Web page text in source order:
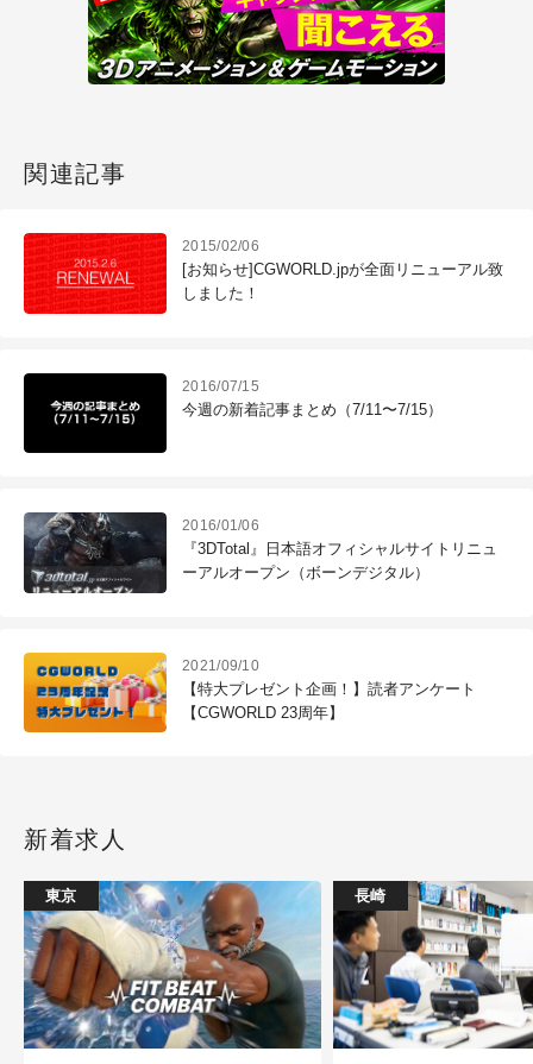
関連記事
2015/02/06
[お知らせ]CGWORLD.jpが全面リニューアル致
しました！
2016/07/15
今週の新着記事まとめ（7/11〜7/15）
2016/01/06
『3DTotal』日本語オフィシャルサイトリニュ
ーアルオープン（ボーンデジタル）
2021/09/10
【特大プレゼント企画！】読者アンケート
【CGWORLD 23周年】
新着求人
東京 長崎